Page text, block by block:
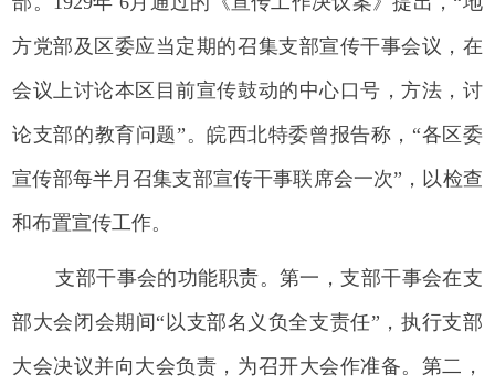
方党部及区委应当定期的召集支部宣传干事会议，在
会议上讨论本区目前宣传鼓动的中心口号，方法，讨
论支部的教育问题”。皖西北特委曾报告称，“各区委
宣传部每半月召集支部宣传干事联席会一次”，以检查
和布置宣传工作。
支部干事会的功能职责。第一，支部干事会在支
部大会闭会期间“以支部名义负全支责任”，执行支部
大会决议并向大会负责，为召开大会作准备。第二，